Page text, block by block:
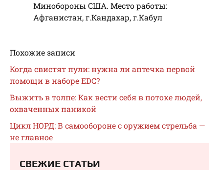
Минобороны США. Место работы:
Афганистан, г.Кандахар, г.Кабул
Похожие записи
Когда свистят пули: нужна ли аптечка первой
помощи в наборе EDC?
Выжить в толпе: Как вести себя в потоке людей,
охваченных паникой
Цикл НОРД: В самообороне с оружием стрельба —
не главное
СВЕЖИЕ СТАТЬИ